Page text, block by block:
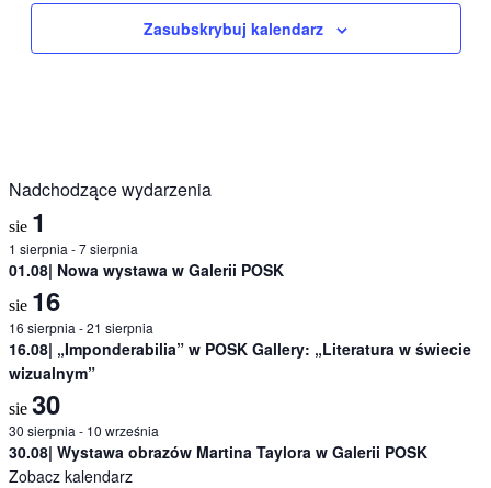
Zasubskrybuj kalendarz
Nadchodzące wydarzenia
sie 1
1 sierpnia -7 sierpnia
01.08| Nowa wystawa w Galerii POSK
sie 16
16 sierpnia -21 sierpnia
16.08| „Imponderabilia” w POSK Gallery: „Literatura w świecie
wizualnym”
sie 30
30 sierpnia - 10 września
30.08| Wystawa obrazów Martina Taylora w Galerii POSK
Zobacz kalendarz